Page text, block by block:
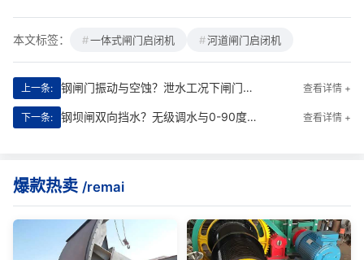
本文标签： 一体式闸门启闭机 河道闸门启闭机
上一条: 钢闸门振动与空蚀？泄水工况下闸门结构稳定性校核 查看详情 +
下一条: 钢坝闸双向挡水？无级调水与0-90度启闭的工作原理详解 查看详情 +
爆款热卖 /remai